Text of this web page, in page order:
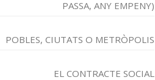
PASSA, ANY EMPENY)
POBLES, CIUTATS O METRÒPOLIS
EL CONTRACTE SOCIAL